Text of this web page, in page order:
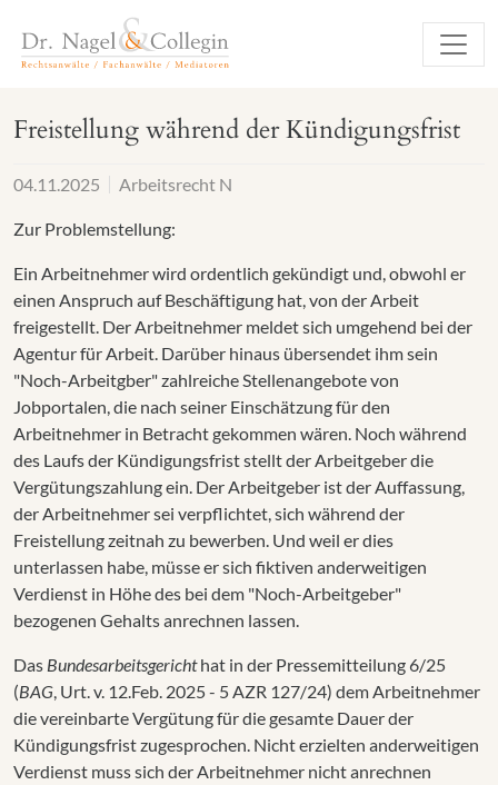
Freistellung während der Kündigungsfrist
04.11.2025 Arbeitsrecht N
Zur Problemstellung:
Ein Arbeitnehmer wird ordentlich gekündigt und, obwohl er
einen Anspruch auf Beschäftigung hat, von der Arbeit
freigestellt. Der Arbeitnehmer meldet sich umgehend bei der
Agentur für Arbeit. Darüber hinaus übersendet ihm sein
"Noch-Arbeitgber" zahlreiche Stellenangebote von
Jobportalen, die nach seiner Einschätzung für den
Arbeitnehmer in Betracht gekommen wären. Noch während
des Laufs der Kündigungsfrist stellt der Arbeitgeber die
Vergütungszahlung ein. Der Arbeitgeber ist der Auffassung,
der Arbeitnehmer sei verpflichtet, sich während der
Freistellung zeitnah zu bewerben. Und weil er dies
unterlassen habe, müsse er sich fiktiven anderweitigen
Verdienst in Höhe des bei dem "Noch-Arbeitgeber"
bezogenen Gehalts anrechnen lassen.
Das Bundesarbeitsgerichthat in der Pressemitteilung 6/25
(BAG, Urt. v. 12.Feb. 2025 - 5 AZR 127/24) dem Arbeitnehmer
die vereinbarte Vergütung für die gesamte Dauer der
Kündigungsfrist zugesprochen. Nicht erzielten anderweitigen
Verdienst muss sich der Arbeitnehmer nicht anrechnen